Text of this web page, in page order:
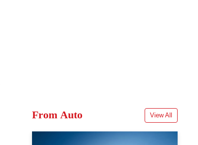
From Auto View All